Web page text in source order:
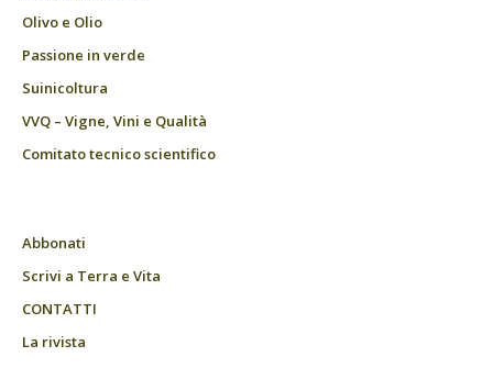
Olivo e Olio
Passione in verde
Suinicoltura
VVQ – Vigne, Vini e Qualità
Comitato tecnico scientifico
Abbonati
Scrivi a Terra e Vita
CONTATTI
La rivista